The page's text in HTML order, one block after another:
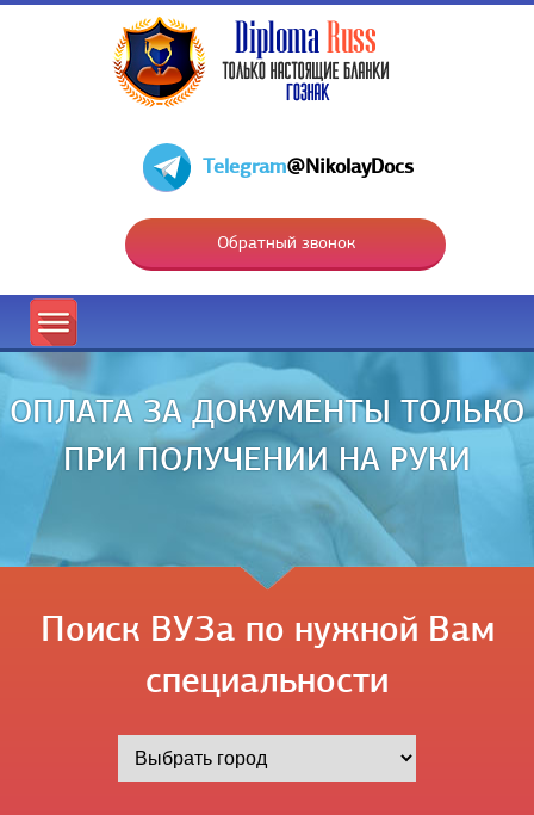
Telegram@NikolayDocs
Обратный звонок
ОПЛАТА ЗА ДОКУМЕНТЫ ТОЛЬКО
ПРИ ПОЛУЧЕНИИ НА РУКИ
Поиск ВУЗа по нужной Вам
специальности